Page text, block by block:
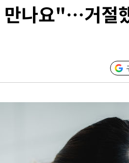
발.. 14명 부상, 3명은 중
중대경보'
로 남부 케슘섬에서 두차
품 15% 관세, 120일 후
서명
표 구속 송치
울·경기도 선관위 등 9곳
나요"…거절